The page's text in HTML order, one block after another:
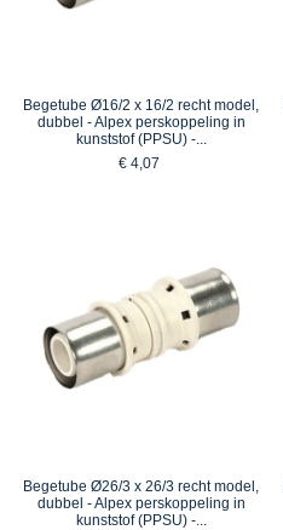
Begetube Ø16/2 x 16/2 recht model,
dubbel - Alpex perskoppeling in
kunststof (PPSU) -...
€ 4,07
Begetube Ø26/3 x 26/3 recht model,
dubbel - Alpex perskoppeling in
kunststof (PPSU) -...